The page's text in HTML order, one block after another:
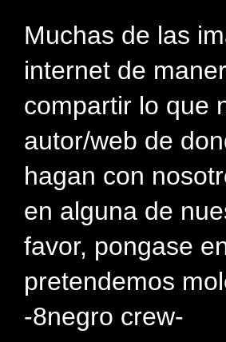
Muchas de las
internet de
compartir lo que
autor/web de
hagan con
en alguna de
favor, pongase
pretendemos
-8negro crew-